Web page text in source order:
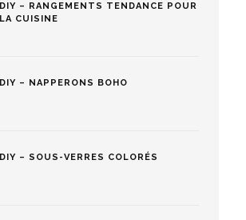
DIY – RANGEMENTS TENDANCE POUR
LA CUISINE
DIY – NAPPERONS BOHO
DIY – SOUS-VERRES COLORÉS